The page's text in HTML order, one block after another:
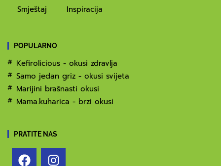
Smještaj
Inspiracija
POPULARNO
Kefirolicious - okusi zdravlja
Samo jedan griz - okusi svijeta
Marijini brašnasti okusi
Mama.kuharica - brzi okusi
PRATITE NAS